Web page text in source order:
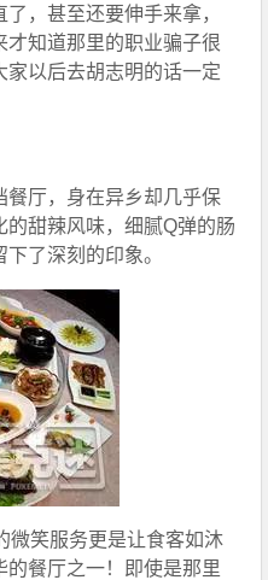
，甚至还要伸手来拿，
知道那里的职业骗子很
家以后去胡志明的话一定
餐厅，身在异乡却几乎保
甜辣风味，细腻Q弹的肠
了深刻的印象。
微笑服务更是让食客如沐
的餐厅之一！即使是那里